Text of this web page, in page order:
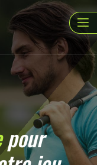
pour